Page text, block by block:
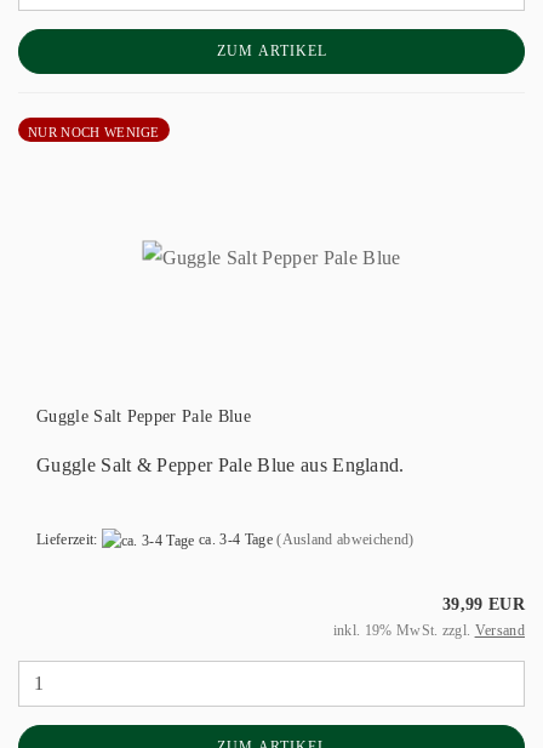
ZUM ARTIKEL
NUR NOCH WENIGE
Guggle Salt Pepper Pale Blue
Guggle Salt & Pepper Pale Blue aus England.
Lieferzeit: ca. 3-4 Tage (Ausland abweichend)
39,99 EUR
inkl. 19% MwSt. zzgl. Versand